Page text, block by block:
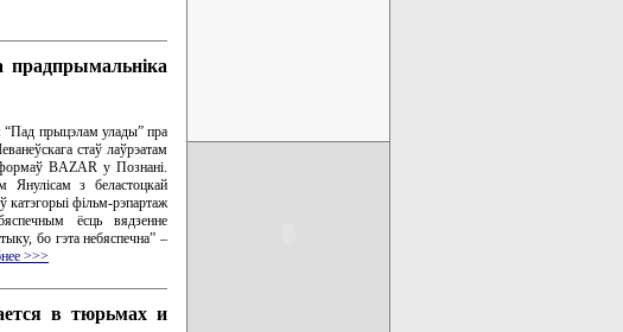
“Пад прыцэлам улады” пра
стаў лаўрэатам
BAZAR у Познані.
з беластоцкай
катэгорыі фільм-рэпартаж
ёсць вядзенне
бо гэта небяспечна” –
>>>
в тюрьмах и